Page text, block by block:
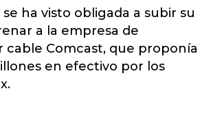
ha visto obligada a subir su
a la empresa de
cable Comcast, que proponía
en efectivo por los
.